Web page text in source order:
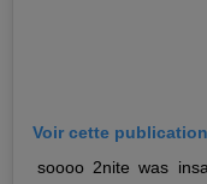
Voir cette
soooo 2nite was